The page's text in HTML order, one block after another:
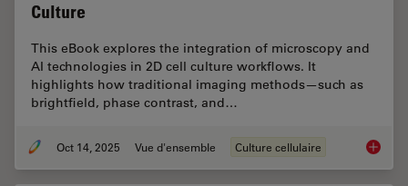
Culture
This eBook explores the integration of microscopy and
AI technologies in 2D cell culture workflows. It
highlights how traditional imaging methods—such as
brightfield, phase contrast, and…
Oct 14, 2025 Vue d'ensemble Culture cellulaire